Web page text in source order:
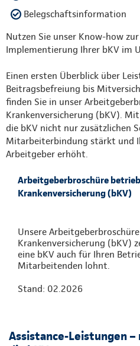
Belegschaftsinformation
Nutzen Sie unser Know-how
Implementierung Ihrer bKV im
Einen ersten Überblick über
Beitragsbefreiung bis
finden Sie in unser
Krankenversicherung (bKV).
die bKV nicht nur zusätzlichen
Mitarbeiterbindung stärkt und
Arbeitgeber erhöht.
Arbeitgeberbroschüre
Krankenversicherung (bKV)
Unsere
Krankenversicherung (bKV)
eine bKV auch für Ihren
Mitarbeitenden lohnt.
Stand: 02.2026
Assistance-Leistungen